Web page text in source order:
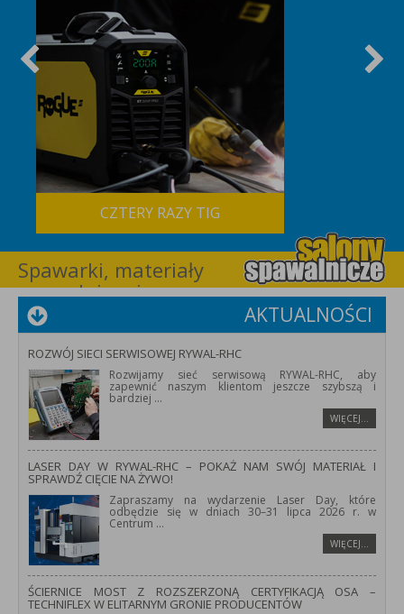
CZTERY RAZY TIG
Spawarki, materiały
spawalnicze i
wyposażenie dla
spawalnictwa –
RYWAL-RHC
AKTUALNOŚCI
ROZWÓJ SIECI SERWISOWEJ RYWAL-RHC
Rozwijamy sieć serwisową RYWAL-RHC, aby
zapewnić naszym klientom jeszcze szybszą i
bardziej ...
WIĘCEJ…
LASER DAY W RYWAL-RHC – POKAŻ NAM SWÓJ MATERIAŁ I
SPRAWDŹ CIĘCIE NA ŻYWO!
Zapraszamy na wydarzenie Laser Day, które
odbędzie się w dniach 30–31 lipca 2026 r. w
Centrum ...
WIĘCEJ…
ŚCIERNICE MOST Z ROZSZERZONĄ CERTYFIKACJĄ OSA –
TECHNIFLEX W ELITARNYM GRONIE PRODUCENTÓW